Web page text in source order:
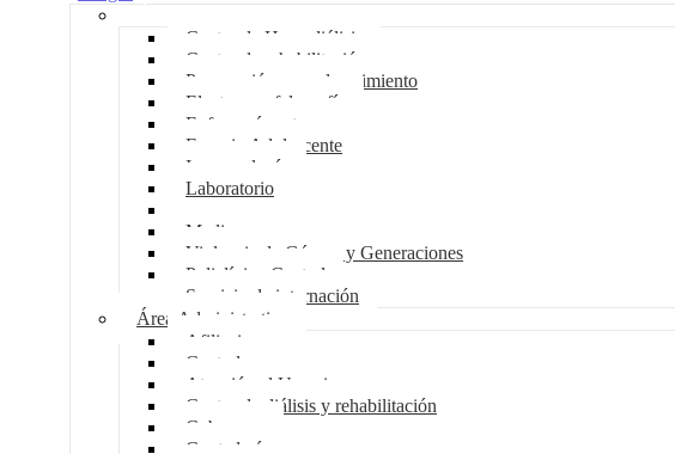
Centro de Hemodiálisis
Centro de rehabilitación
Preparación para el nacimiento
Electroencefalografía
Enfermería externa
Espacio Adolescente
Imagenología
Laboratorio
Medicur
Violencia de Género y Generaciones
Policlínico Central
Servicio de internación
Área Administrativa
Afiliaciones
Central compras
Atención al Usuario
Centro de diálisis y rehabilitación
Cobranzas
Contaduría